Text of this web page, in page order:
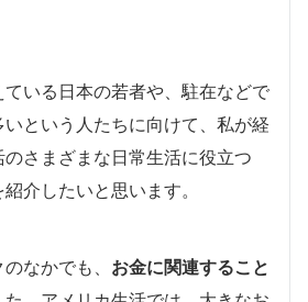
いる日本の若者や、駐在などで
という人たちに向けて、私が経
さまざまな日常生活に役立つ
介したいと思います。
なかでも、 お金に関連すること